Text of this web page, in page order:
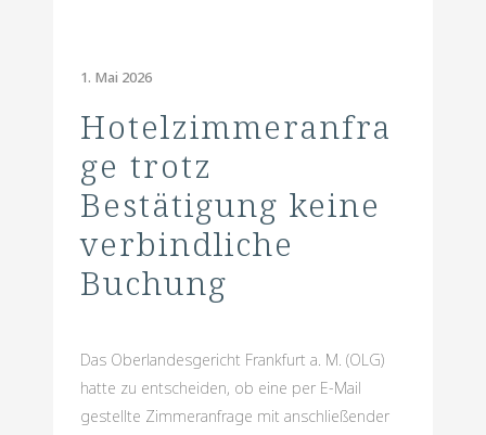
1. Mai 2026
Hotelzimmeranfra
ge trotz
Bestätigung keine
verbindliche
Buchung
Das Oberlandesgericht Frankfurt a. M. (OLG)
hatte zu entscheiden, ob eine per E-Mail
gestellte Zimmeranfrage mit anschließender